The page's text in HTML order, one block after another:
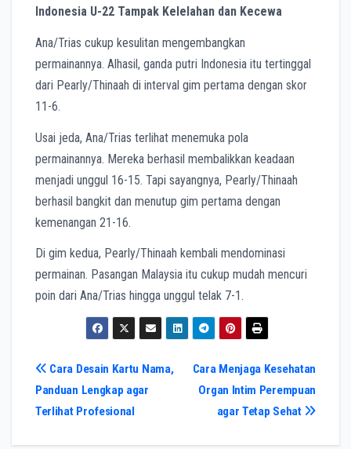
Indonesia U-22 Tampak Kelelahan dan Kecewa
Ana/Trias cukup kesulitan mengembangkan
permainannya. Alhasil, ganda putri Indonesia itu tertinggal
dari Pearly/Thinaah di interval gim pertama dengan skor
11-6.
Usai jeda, Ana/Trias terlihat menemuka pola
permainannya. Mereka berhasil membalikkan keadaan
menjadi unggul 16-15. Tapi sayangnya, Pearly/Thinaah
berhasil bangkit dan menutup gim pertama dengan
kemenangan 21-16.
Di gim kedua, Pearly/Thinaah kembali mendominasi
permainan. Pasangan Malaysia itu cukup mudah mencuri
poin dari Ana/Trias hingga unggul telak 7-1.
Navigasi
pos
Cara Menjaga Kesehatan
Organ Intim Perempuan
agar Tetap Sehat
Cara Desain Kartu Nama,
Panduan Lengkap agar
Terlihat Profesional